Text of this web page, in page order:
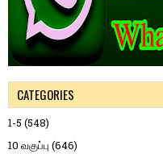
CATEGORIES
1-5 (548)
10 வகுப்பு (646)